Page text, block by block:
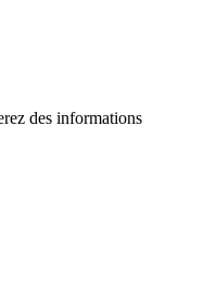
des informations